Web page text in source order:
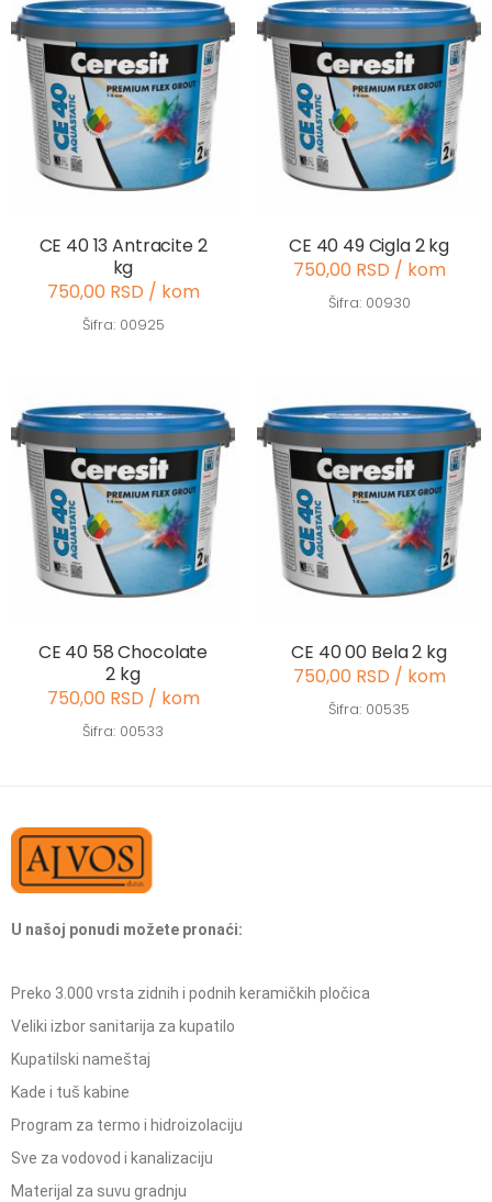
CE 40 13 Antracite 2
kg
750,00 RSD / kom
Šifra: 00925
CE 40 49 Cigla 2 kg
750,00 RSD / kom
Šifra: 00930
CE 40 58 Chocolate
2 kg
750,00 RSD / kom
Šifra: 00533
CE 40 00 Bela 2 kg
750,00 RSD / kom
Šifra: 00535
U našoj ponudi možete pronaći:
Preko 3.000 vrsta zidnih i podnih keramičkih pločica
Veliki izbor sanitarija za kupatilo
Kupatilski nameštaj
Kade i tuš kabine
Program za termo i hidroizolaciju
Sve za vodovod i kanalizaciju
Materijal za suvu gradnju